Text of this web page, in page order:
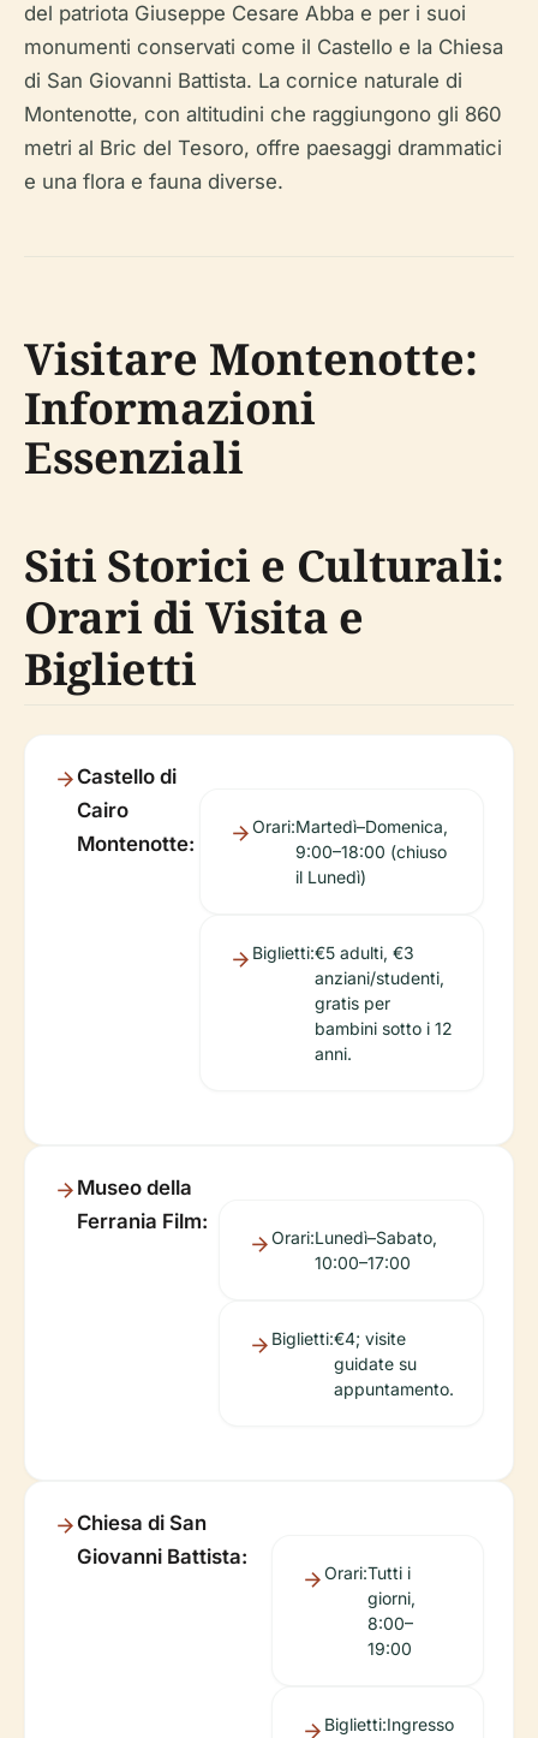
del patriota Giuseppe Cesare Abba e per i suoi
monumenti conservati come il Castello e la Chiesa
di San Giovanni Battista. La cornice naturale di
Montenotte, con altitudini che raggiungono gli 860
metri al Bric del Tesoro, offre paesaggi drammatici
e una flora e fauna diverse.
Visitare Montenotte:
Informazioni
Essenziali
Siti Storici e Culturali:
Orari di Visita e
Biglietti
Castello di
Cairo
Montenotte:
Orari:Martedì–Domenica,
9:00–18:00 (chiuso
il Lunedì)
Biglietti:€5 adulti, €3
anziani/studenti,
gratis per
bambini sotto i 12
anni.
Museo della
Ferrania Film:
Orari:Lunedì–Sabato,
10:00–17:00
Biglietti:€4; visite
guidate su
appuntamento.
Chiesa di San
Giovanni Battista:
Orari:Tutti i
giorni,
8:00–
19:00
Biglietti:Ingresso